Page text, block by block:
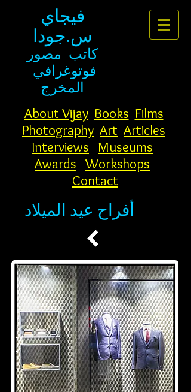
فيجاي
س.جودا
كاتب مصور
فوتوغرافي
المخرج
About Vijay Books Films
Photography Art Articles
Interviews
Museums
Awards Workshops
Contact
أفراح عيد الميلاد